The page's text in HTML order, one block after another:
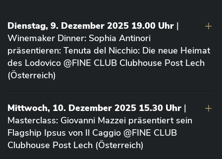
Dienstag, 9. Dezember 2025 19.00 Uhr |
Winemaker Dinner: Sophia Antinori
präsentieren: Tenuta del Nicchio: Die neue Heimat
des Lodovico @FINE CLUB Clubhouse Post Lech
(Österreich)
Mittwoch, 10. Dezember 2025 15.30 Uhr |
Masterclass: Giovanni Mazzei präsentiert sein
Flagship Ipsus von Il Caggio @FINE CLUB
Clubhouse Post Lech (Österreich)